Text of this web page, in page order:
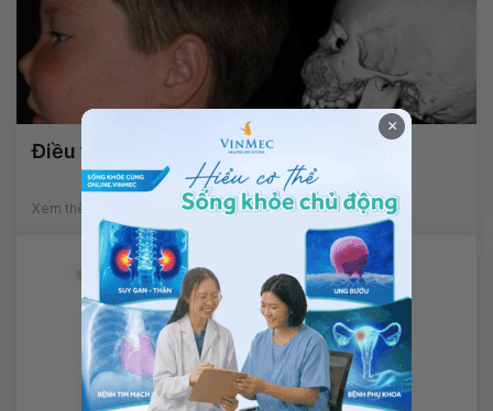
Điều trị loạn sản xương hàm mặt
Xem thêm
×